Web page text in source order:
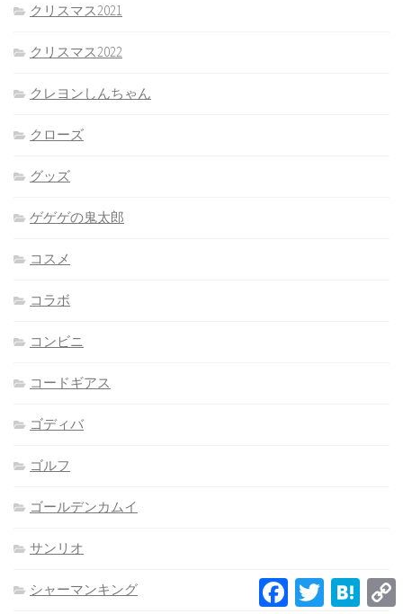
クリスマス2021
クリスマス2022
クレヨンしんちゃん
クローズ
グッズ
ゲゲゲの鬼太郎
コスメ
コラボ
コンビニ
コードギアス
ゴディバ
ゴルフ
ゴールデンカムイ
サンリオ
シャーマンキング FacebookTwitter Hatena